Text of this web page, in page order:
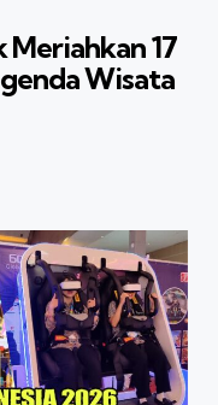
Meriahkan 17
Wisata